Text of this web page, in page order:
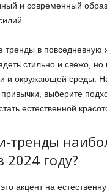
и современный
тренды в повседневную
стильно и свежо, но
и окружающей среды.
выберите
естественной
тренды
2024 году?
акцент на